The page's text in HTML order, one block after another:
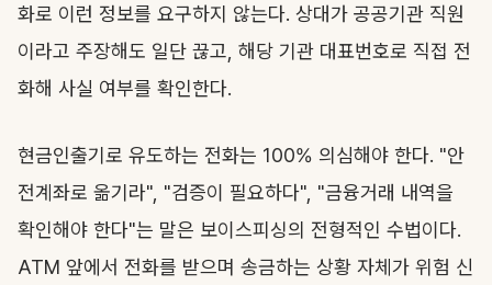
화로 이런 정보를 요구하지 않는다. 상대가 공공기관 직원
이라고 주장해도 일단 끊고, 해당 기관 대표번호로 직접 전
화해 사실 여부를 확인한다.
현금인출기로 유도하는 전화는 100% 의심해야 한다. "안
전계좌로 옮기라", "검증이 필요하다", "금융거래 내역을
확인해야 한다"는 말은 보이스피싱의 전형적인 수법이다.
ATM 앞에서 전화를 받으며 송금하는 상황 자체가 위험 신